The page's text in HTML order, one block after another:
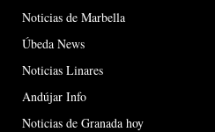
Noticias de Marbella
Úbeda News
Noticias Linares
Andújar Info
Noticias de Granada hoy